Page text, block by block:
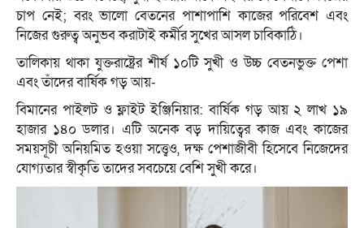
চাপ নেই; বরং ভালো বেতনের পাশাপাশি কাজের পরিবেশ এবং
নিজের গুরুত্ব অনুভব করাটাই কর্মীর সুখের আসল চাবিকাঠি।
তালিকায় থাকা যুক্তরাষ্ট্রের শীর্ষ ১০টি সুখী ও উচ্চ বেতনভুক্ত পেশা
এবং তাঁদের বার্ষিক গড় আয়-
বিমানের পাইলট ও ফ্লাইট ইঞ্জিনিয়ার: বার্ষিক গড় আয় ২ লাখ ১৯
হাজার ১৪০ ডলার। এটি অনেক বড় দায়িত্বের কাজ এবং কাজের
সময়সূচী অনিয়মিত হওয়া সত্ত্বেও, দক্ষ পেশাজীবী হিসেবে নিজেদের
যোগ্যতার স্বীকৃতি তাদের সবচেয়ে বেশি সুখী করে।